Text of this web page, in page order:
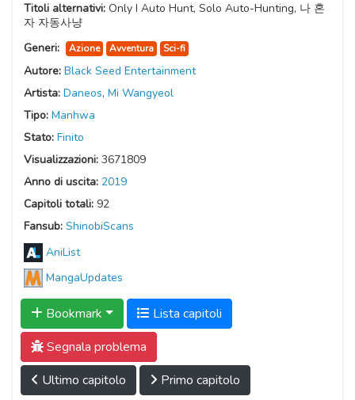
Titoli alternativi: Only I Auto Hunt, Solo Auto-Hunting, 나 혼
자 자동사냥
Generi:
Azione Avventura Sci-fi
Autore: Black Seed Entertainment
Artista: Daneos, Mi Wangyeol
Tipo: Manhwa
Stato: Finito
Visualizzazioni: 3671809
Anno di uscita: 2019
Capitoli totali: 92
Fansub: ShinobiScans
AniList
MangaUpdates
Bookmark
Lista capitoli
Segnala problema
Ultimo capitolo
Primo capitolo